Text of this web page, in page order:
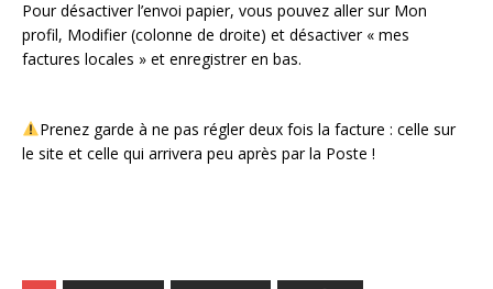
Pour désactiver l’envoi papier, vous pouvez aller sur Mon
profil, Modifier (colonne de droite) et désactiver « mes
factures locales » et enregistrer en bas.
Prenez garde à ne pas régler deux fois la facture : celle sur
le site et celle qui arrivera peu après par la Poste !